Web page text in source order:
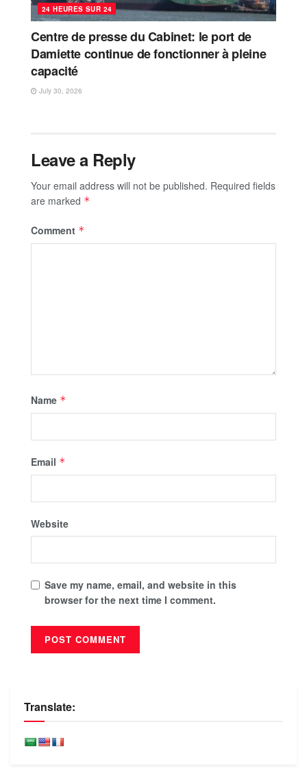
24 HEURES SUR 24
Centre de presse du Cabinet: le port de
Damiette continue de fonctionner à pleine
capacité
July 30, 2026
Leave a Reply
Your email address will not be published. Required fields
are marked *
Comment *
Name *
Email *
Website
Save my name, email, and website in this
browser for the next time I comment.
Translate: